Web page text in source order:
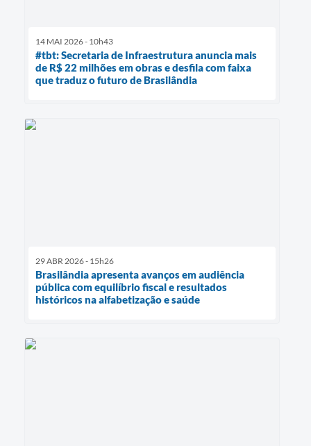
14 MAI 2026 - 10h43
#tbt: Secretaria de Infraestrutura anuncia mais
de R$ 22 milhões em obras e desfila com faixa
que traduz o futuro de Brasilândia
29 ABR 2026 - 15h26
Brasilândia apresenta avanços em audiência
pública com equilíbrio fiscal e resultados
históricos na alfabetização e saúde